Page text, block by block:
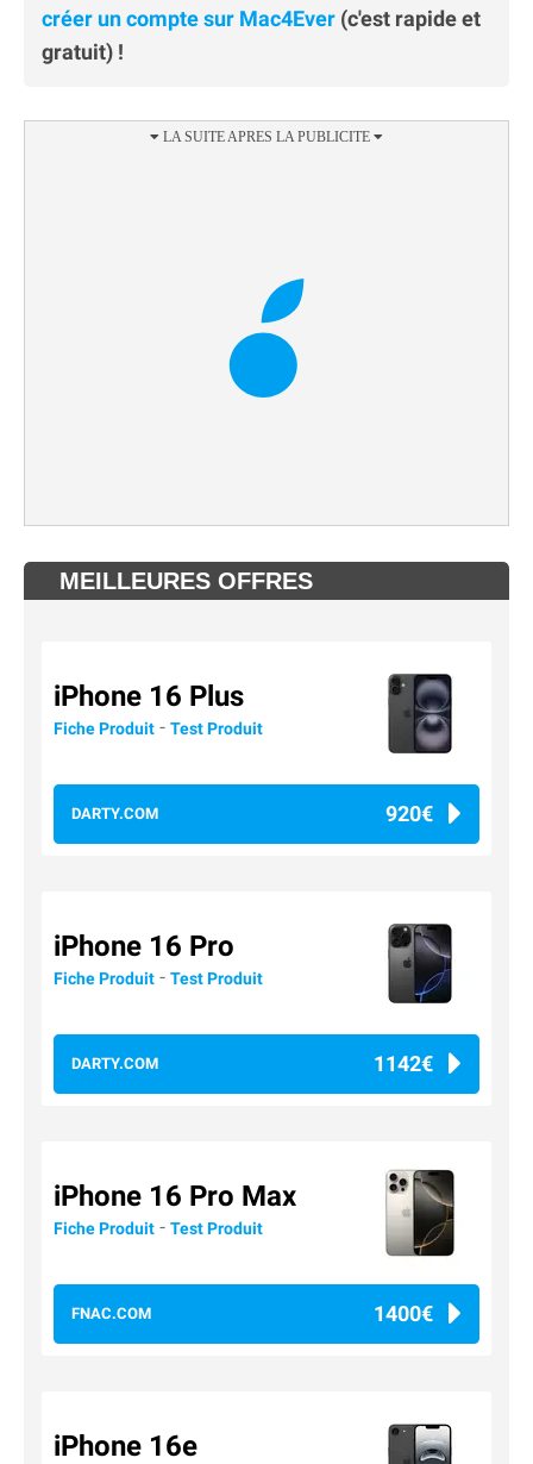
créer un compte sur Mac4Ever (c'est rapide et
gratuit) !
MEILLEURES OFFRES
iPhone 16 Plus
Fiche Produit - Test Produit
DARTY.COM 920€
iPhone 16 Pro
Fiche Produit - Test Produit
DARTY.COM 1142€
iPhone 16 Pro Max
Fiche Produit - Test Produit
FNAC.COM 1400€
iPhone 16e